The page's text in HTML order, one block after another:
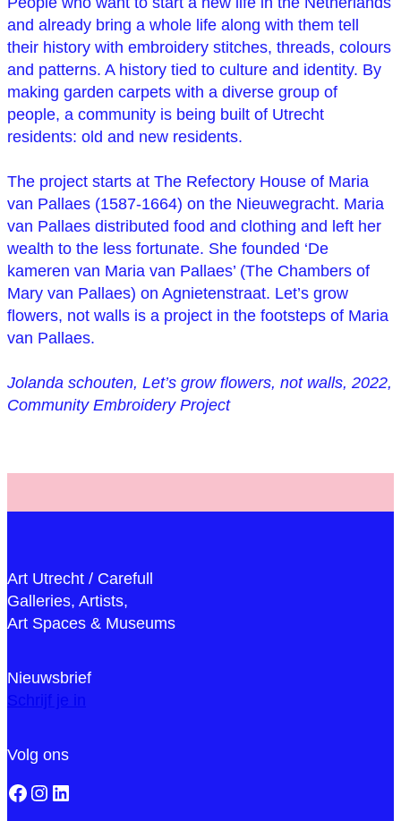
and already bring a whole life along with them tell
their history with embroidery stitches, threads, colours
and patterns. A history tied to culture and identity. By
making garden carpets with a diverse group of
people, a community is being built of Utrecht
residents: old and new residents.
The project starts at The Refectory House of Maria
van Pallaes (1587-1664) on the Nieuwegracht. Maria
van Pallaes distributed food and clothing and left her
wealth to the less fortunate. She founded ‘De
kameren van Maria van Pallaes’ (The Chambers of
Mary van Pallaes) on Agnietenstraat. Let’s grow
flowers, not walls is a project in the footsteps of Maria
van Pallaes.
Jolanda schouten, Let’s grow flowers, not walls, 2022,
Community Embroidery Project
Art Utrecht / Carefull
Galleries, Artists,
Art Spaces & Museums
Nieuwsbrief
Schrijf je in
Volg ons
Facebook Instagram LinkedIn